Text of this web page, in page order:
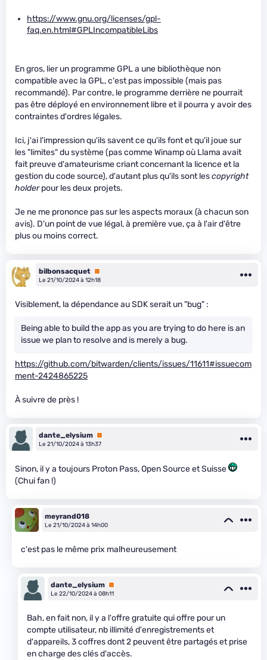
https://www.gnu.org/licenses/gpl-
faq.en.html#GPLIncompatibleLibs
En gros, lier un programme GPL a une bibliothèque non
compatible avec la GPL, c'est pas impossible (mais pas
recommandé). Par contre, le programme derrière ne pourrait
pas être déployé en environnement libre et il pourra y avoir des
contraintes d'ordres légales.
Ici, j'ai l'impression qu'ils savent ce qu'ils font et qu'il joue sur
les "limites" du système (pas comme Winamp où Llama avait
fait preuve d'amateurisme criant concernant la licence et la
gestion du code source), d'autant plus qu'ils sont lescopyright
holderpour les deux projets.
Je ne me prononce pas sur les aspects moraux (à chacun son
avis). D'un point de vue légal, à première vue, ça à l'air d'être
plus ou moins correct.
bilbonsacquet Premium
Le 21/10/2024 à 12h18
Visiblement, la dépendance au SDK serait un "bug" :
Being able to build the app as you are trying to do here is an
issue we plan to resolve and is merely a bug.
https://github.com/bitwarden/clients/issues/11611#issuecom
ment-2424865225
À suivre de près !
dante_elysium Premium
Le 21/10/2024 à 13h37
Sinon, il y a toujours Proton Pass, Open Source et Suisse
(Chui fan !)
meyrand018
Le 21/10/2024 à 14h00
c'est pas le même prix malheureusement
dante_elysium Premium
Le 22/10/2024 à 08h11
Bah, en fait non, il y a l'offre gratuite qui offre pour un
compte utilisateur, nb illimité d'enregistrements et
d'appareils, 3 coffres dont 2 peuvent être partagés et prise
en charge des clés d'accès.